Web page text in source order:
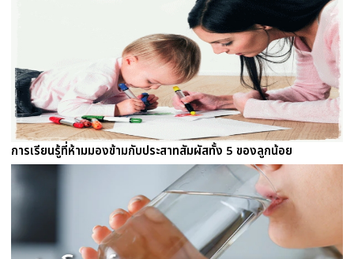
การเรียนรู้ที่ห้ามมองข้ามกับประสาทสัมผัสทั้ง 5 ของลูกน้อย